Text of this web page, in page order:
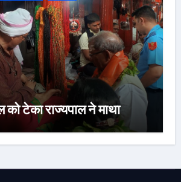
को टेका राज्यपाल ने माथा